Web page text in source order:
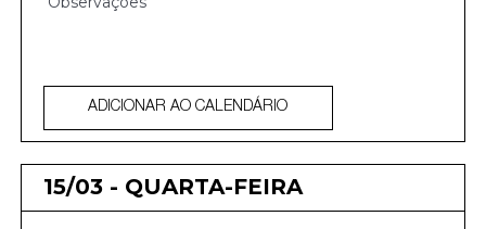
ADICIONAR AO CALENDÁRIO
15/03 - QUARTA-FEIRA